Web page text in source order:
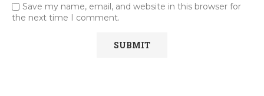
Save my name, email, and website in this browser for
the next time I comment.